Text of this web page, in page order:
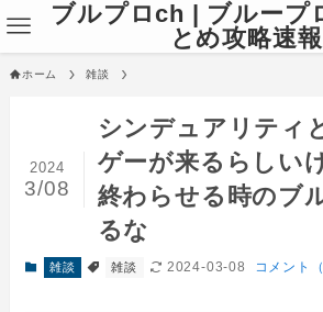
ブルプロch | ブループ
とめ攻略速報
ホーム 雑談
シンデュアリティ
ゲーが来るらしい
終わらせる時のブ
るな
2024
3/08
雑談 雑談 2024-03-08 コメント